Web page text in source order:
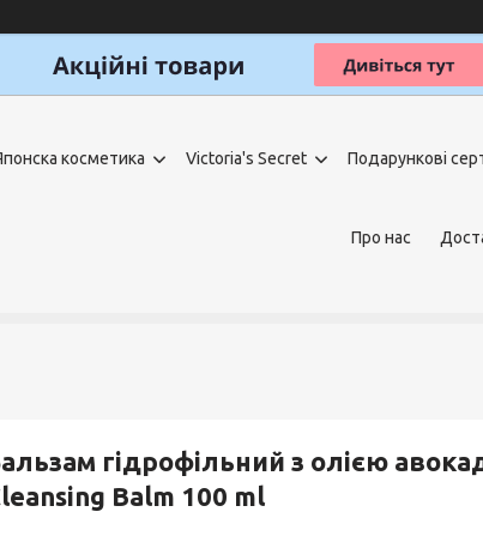
косметика Victoria's Secret Подарункові
Про нас
гідрофільний з олією
Balm 100 ml